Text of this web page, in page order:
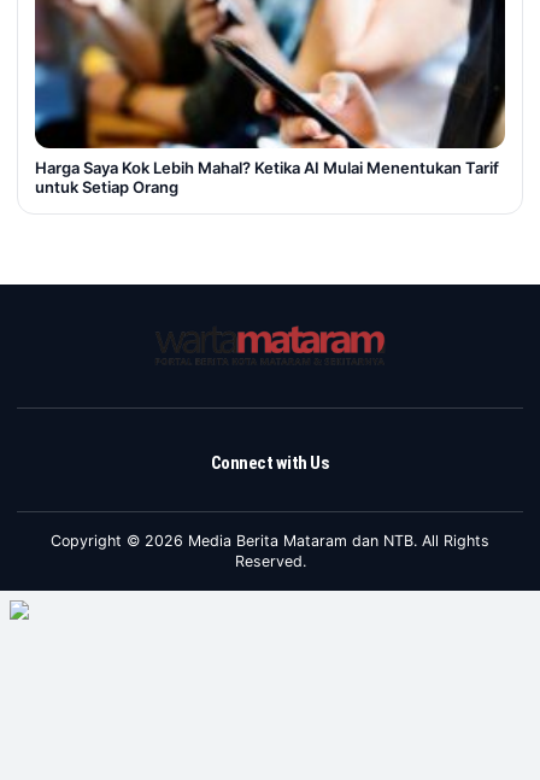
Harga Saya Kok Lebih Mahal? Ketika AI Mulai Menentukan Tarif
untuk Setiap Orang
Connect with Us
Copyright © 2026 Media Berita Mataram dan NTB. All Rights
Reserved.